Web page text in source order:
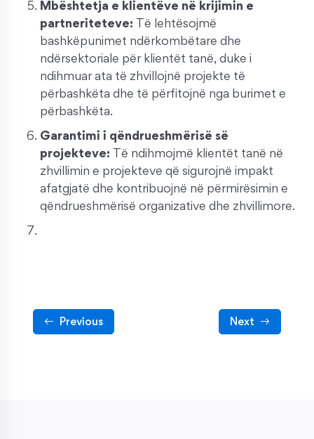
Mbështetja e klientëve në krijimin e
partneriteteve: Të lehtësojmë
bashkëpunimet ndërkombëtare dhe
ndërsektoriale për klientët tanë, duke i
ndihmuar ata të zhvillojnë projekte të
përbashkëta dhe të përfitojnë nga burimet e
përbashkëta.
Garantimi i qëndrueshmërisë së
projekteve: Të ndihmojmë klientët tanë në
zhvillimin e projekteve që sigurojnë impakt
afatgjatë dhe kontribuojnë në përmirësimin e
qëndrueshmërisë organizative dhe zhvillimore.
Previous Next